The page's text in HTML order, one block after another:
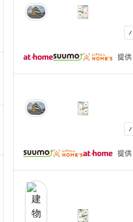
提供
提供